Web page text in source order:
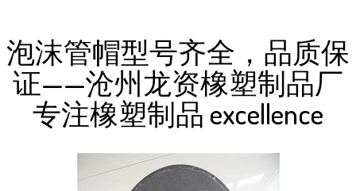
泡沫管帽型号齐全，品质保
证——沧州龙资橡塑制品厂
专注橡塑制品 excellence